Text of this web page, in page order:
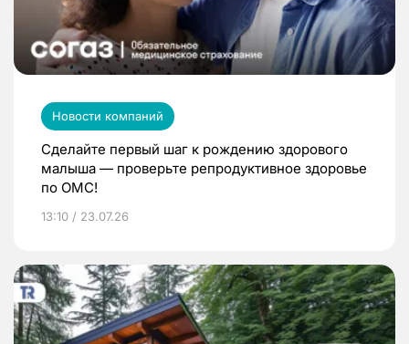
Новости компаний
Сделайте первый шаг к рождению здорового
малыша — проверьте репродуктивное здоровье
по ОМС!
13:10 / 23.07.26